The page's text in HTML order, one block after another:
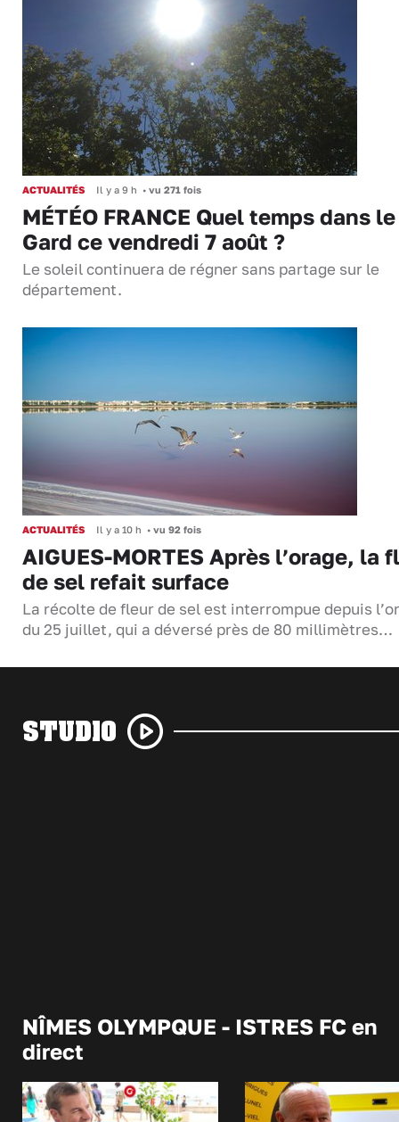
ACTUALITÉS Il y a 9 h • vu 271 fois
MÉTÉO FRANCE Quel temps dans le
Gard ce vendredi 7 août ?
Le soleil continuera de régner sans partage sur le
département.
ACTUALITÉS Il y a 10 h • vu 92 fois
AIGUES-MORTES Après l’orage, la
de sel refait surface
La récolte de fleur de sel est interrompue depuis
du 25 juillet, qui a déversé près de 80 millimètres…
STUDIO
NÎMES OLYMPQUE - ISTRES FC en
direct